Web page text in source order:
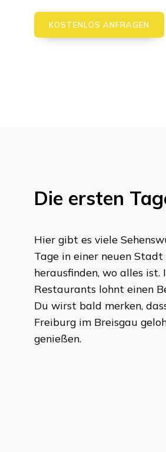
KOSTENLOS ANFRAGEN
Die ersten
Hier gibt es viele
Tage in einer neuen
herausfinden, wo alles
Restaurants lohnt einen
Du wirst bald merken,
Freiburg im Breisgau
genießen.